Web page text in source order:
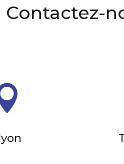
Contactez-